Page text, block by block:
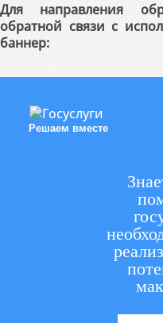
Для направления
обратной связи с
баннер:
Решаем вместе